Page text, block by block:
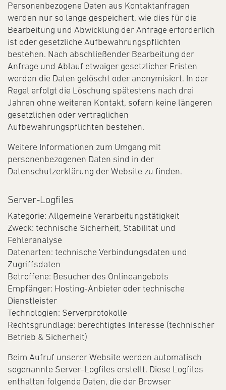
Personenbezogene Daten aus Kontaktanfragen
werden nur so lange gespeichert, wie dies für die
Bearbeitung und Abwicklung der Anfrage erforderlich
ist oder gesetzliche Aufbewahrungspflichten
bestehen. Nach abschließender Bearbeitung der
Anfrage und Ablauf etwaiger gesetzlicher Fristen
werden die Daten gelöscht oder anonymisiert. In der
Regel erfolgt die Löschung spätestens nach drei
Jahren ohne weiteren Kontakt, sofern keine längeren
gesetzlichen oder vertraglichen
Aufbewahrungspflichten bestehen.
Weitere Informationen zum Umgang mit
personenbezogenen Daten sind in der
Datenschutzerklärung der Website zu finden.
Server-Logfiles
Kategorie: Allgemeine Verarbeitungstätigkeit
Zweck: technische Sicherheit, Stabilität und
Fehleranalyse
Datenarten: technische Verbindungsdaten und
Zugriffsdaten
Betroffene: Besucher des Onlineangebots
Empfänger: Hosting-Anbieter oder technische
Dienstleister
Technologien: Serverprotokolle
Rechtsgrundlage: berechtigtes Interesse (technischer
Betrieb & Sicherheit)
Beim Aufruf unserer Website werden automatisch
sogenannte Server-Logfiles erstellt. Diese Logfiles
enthalten folgende Daten, die der Browser